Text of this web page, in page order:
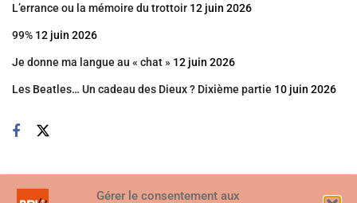
Gérer le consentement aux
L’errance ou la mémoire du trottoir 12 juin 2026
99% 12 juin 2026
Je donne ma langue au « chat » 12 juin 2026
Les Beatles… Un cadeau des Dieux ? Dixième partie 10 juin 2026